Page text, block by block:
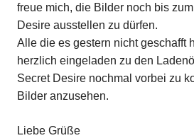
freue mich, die Bilder noch bis
Desire ausstellen zu dürfen.
Alle die es gestern nicht geschafft
herzlich eingeladen zu den
Secret Desire nochmal vorbei zu
Bilder anzusehen.
Liebe Grüße